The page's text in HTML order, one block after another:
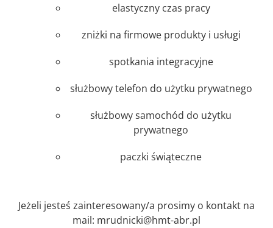
elastyczny czas pracy
zniżki na firmowe produkty i usługi
spotkania integracyjne
służbowy telefon do użytku prywatnego
służbowy samochód do użytku
prywatnego
paczki świąteczne
Jeżeli jesteś zainteresowany/a prosimy o kontakt na
mail: mrudnicki@hmt-abr.pl